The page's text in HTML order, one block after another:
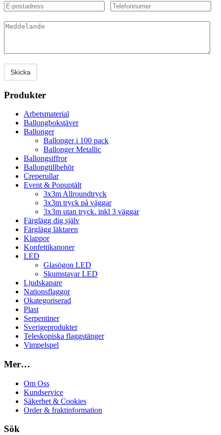
Produkter
Arbetsmaterial
Ballongbokstäver
Ballonger
Ballonger i 100 pack
Ballonger Metallic
Ballongsiffror
Ballongtillbehör
Creperullar
Event & Popuptält
3x3m Allroundtryck
3x3m tryck på väggar
3x3m utan tryck. inkl 3 väggar
Färglägg dig själv
Färglägg läktaren
Klappor
Konfettikanoner
LED
Glasögon LED
Skumstavar LED
Ljudskapare
Nationsflaggor
Okategoriserad
Plast
Serpentiner
Sverigeprodukter
Teleskopiska flaggstänger
Vimpelspel
Mer…
Om Oss
Kundservice
Säkerhet & Cookies
Order & fraktinformation
Sök